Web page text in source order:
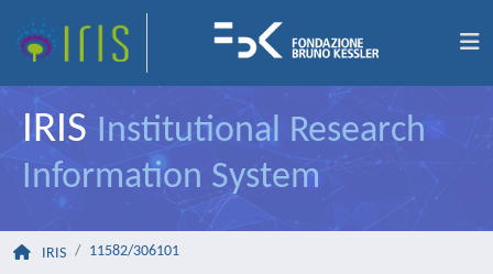
IRIS Institutional Research
Information System
IRIS 11582/306101